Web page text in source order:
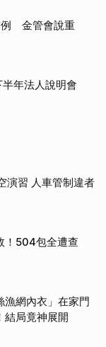
例 金管會說重
年法人說明會
演習 人車管制違者
！504包全遭查
漁網內衣」在家門
局竟神展開